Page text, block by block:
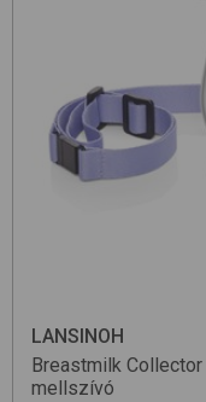
LANSINOH
Breastmilk Collector
mellszívó